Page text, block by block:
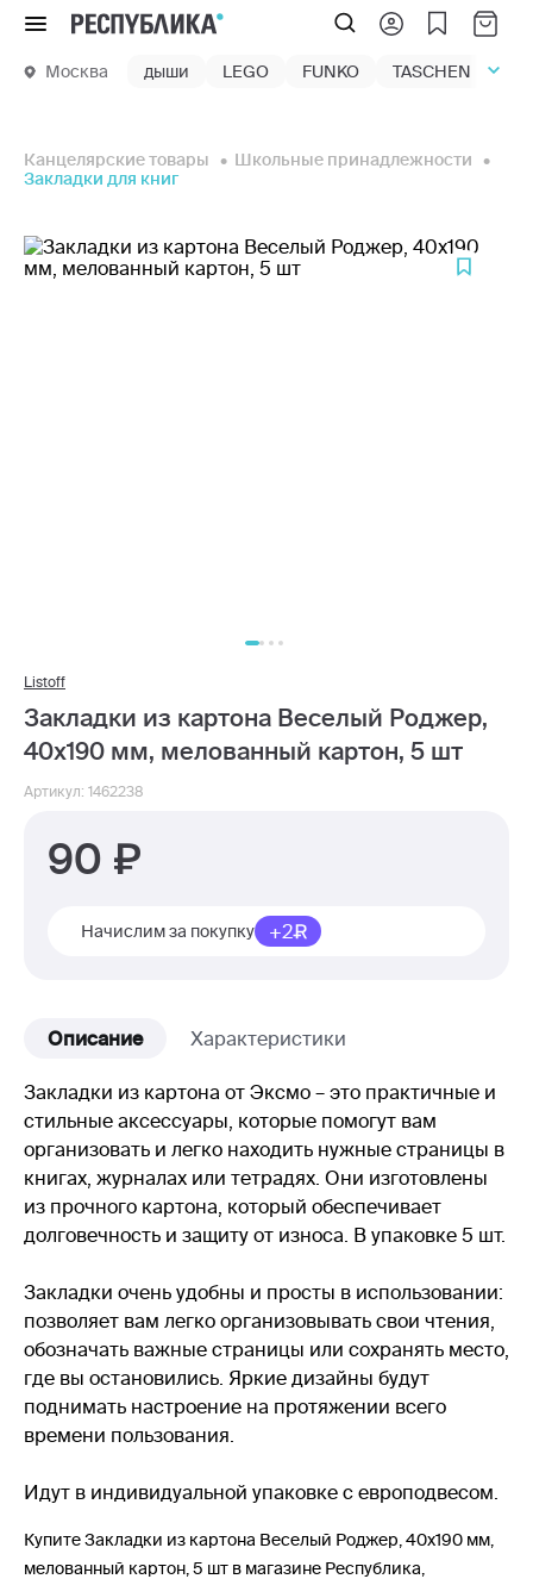
Меню
Москва дыши LEGO FUNKO TASCHEN
Канцелярские товары
Школьные принадлежности
Закладки для книг
Listoff
Закладки из картона Веселый Роджер,
40х190 мм, мелованный картон, 5 шт
Артикул: 1462238
90
Начислим за покупку +2
Описание Характеристики
Закладки из картона от Эксмо – это практичные и
стильные аксессуары, которые помогут вам
организовать и легко находить нужные страницы в
книгах, журналах или тетрадях. Они изготовлены
из прочного картона, который обеспечивает
долговечность и защиту от износа. В упаковке 5 шт.
Закладки очень удобны и просты в использовании:
позволяет вам легко организовывать свои чтения,
обозначать важные страницы или сохранять место,
где вы остановились. Яркие дизайны будут
поднимать настроение на протяжении всего
времени пользования.
Идут в индивидуальной упаковке с европодвесом.
Купите Закладки из картона Веселый Роджер, 40х190 мм,
мелованный картон, 5 шт в магазине Республика,